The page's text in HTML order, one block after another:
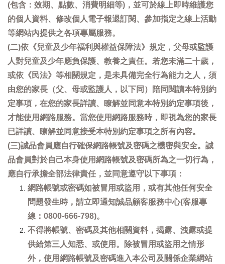
(包含：效期、點數、消費明細等)，並可於線上即時維護您
的個人資料、修改個人電子報退訂閱、參加指定之線上活動
等網站內提供之各項專屬服務。
(二)依《兒童及少年福利與權益保障法》規定，父母或監護
人對兒童及少年應負保護、教養之責任。若您未滿二十歲，
或依《民法》等相關規定，是未具備完全行為能力之人，須
由您的家長（父、母或監護人，以下同）陪同閱讀本特別約
定事項，在您的家長詳讀、瞭解並同意本特別約定事項後，
才能使用網路服務。當您使用網路服務時，即視為您的家長
已詳讀、瞭解並同意接受本特別約定事項之所有內容。
(三)誠品會員應自行確保網路帳號及密碼之機密與安全。誠
品會員對於自己本身使用網路帳號及密碼所為之一切行為，
應自行承擔全部法律責任，並同意遵守以下事項：
網路帳號或密碼如被冒用或盜用，或有其他任何安全
問題發生時，請立即通知誠品顧客服務中心(客服專
線：0800-666-798)。
不得將帳號、密碼及其他相關資料，揭露、洩露或提
供給第三人知悉、或使用。除被冒用或盜用之情形
外，使用網路帳號及密碼進入本公司及關係企業網站